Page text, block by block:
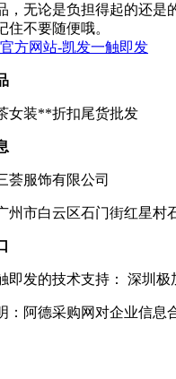
，无论是负担得起的还是
住不要随便哦。
方网站-凯发一触即发
女装**折扣尾货批发
荟服饰有限公司
州市白云区石门街红星村
即发的技术支持： 深圳极
：阿德采购网对企业信息